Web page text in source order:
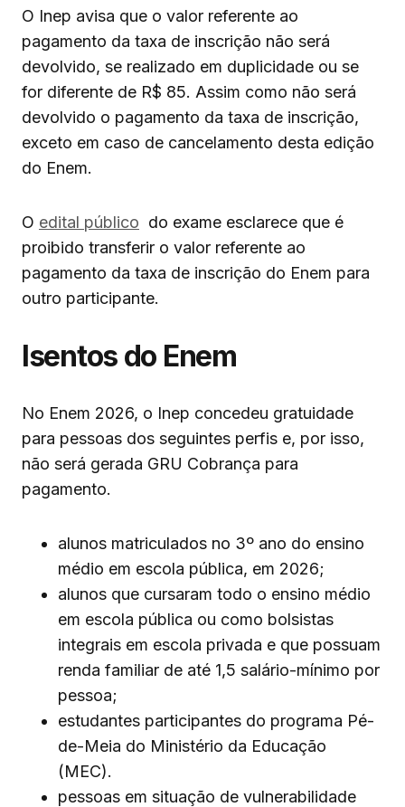
O Inep avisa que o valor referente ao
pagamento da taxa de inscrição não será
devolvido, se realizado em duplicidade ou se
for diferente de R$ 85. Assim como não será
devolvido o pagamento da taxa de inscrição,
exceto em caso de cancelamento desta edição
do Enem.
O edital público do exame esclarece que é
proibido transferir o valor referente ao
pagamento da taxa de inscrição do Enem para
outro participante.
Isentos do Enem
No Enem 2026, o Inep concedeu gratuidade
para pessoas dos seguintes perfis e, por isso,
não será gerada GRU Cobrança para
pagamento.
alunos matriculados no 3º ano do ensino
médio em escola pública, em 2026;
alunos que cursaram todo o ensino médio
em escola pública ou como bolsistas
integrais em escola privada e que possuam
renda familiar de até 1,5 salário-mínimo por
pessoa;
estudantes participantes do programa Pé-
de-Meia do Ministério da Educação
(MEC).
pessoas em situação de vulnerabilidade